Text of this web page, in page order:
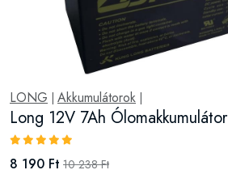
LONG Akkumulátorok
Long 12V 7Ah
8 190 Ft 10 238 Ft